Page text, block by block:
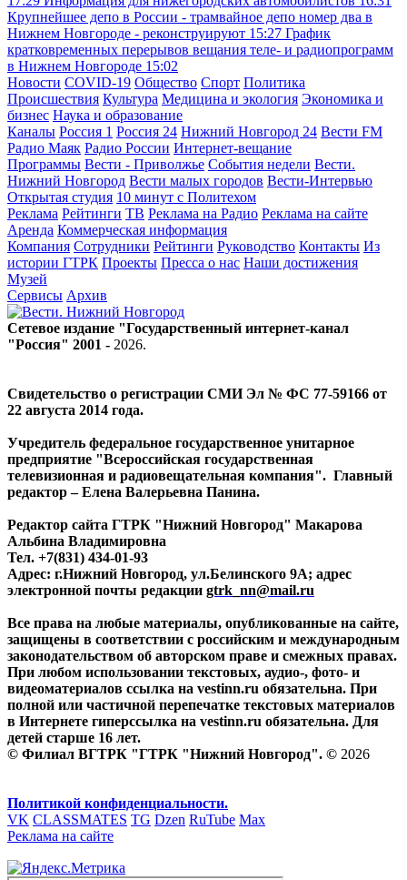
Крупнейшее депо в России - трамвайное депо номер два в
Нижнем Новгороде - реконструируют 15:27 График
кратковременных перерывов вещания теле- и радиопрограмм
в Нижнем Новгороде 15:02
Новости COVID-19 Общество Спорт Политика
Происшествия Культура Медицина и экология Экономика и
бизнес Наука и образование
Каналы Россия 1 Россия 24 Нижний Новгород 24 Вести FM
Радио Маяк Радио России Интернет-вещание
Программы Вести - Приволжье События недели Вести.
Нижний Новгород Вести малых городов Вести-Интервью
Открытая студия 10 минут с Политехом
Реклама Рейтинги ТВ Реклама на Радио Реклама на сайте
Аренда Коммерческая информация
Компания Сотрудники Рейтинги Руководство Контакты Из
истории ГТРК Проекты Пресса о нас Наши достижения
Музей
Сервисы Архив
Сетевое издание "Государственный интернет-канал
"Россия" 2001 - 2026.
Свидетельство о регистрации СМИ Эл № ФС 77-59166 от
22 августа 2014 года.
Учредитель федеральное государственное унитарное
предприятие "Всероссийская государственная
телевизионная и радиовещательная компания". Главный
редактор – Елена Валерьевна Панина.
Редактор сайта ГТРК "Нижний Новгород" Макарова
Альбина Владимировна
Тел. +7(831) 434-01-93
Адрес: г.Нижний Новгород, ул.Белинского 9А; адрес
электронной почты редакции gtrk_nn@mail.ru
Все права на любые материалы, опубликованные на сайте,
защищены в соответствии с российским и международным
законодательством об авторском праве и смежных правах.
При любом использовании текстовых, аудио-, фото- и
видеоматериалов ссылка на vestinn.ru обязательна. При
полной или частичной перепечатке текстовых материалов
в Интернете гиперссылка на vestinn.ru обязательна. Для
детей старше 16 лет.
© Филиал ВГТРК "ГТРК "Нижний Новгород". © 2026
Политикой конфиденциальности.
VK CLASSMATES TG Dzen RuTube Max
Реклама на сайте